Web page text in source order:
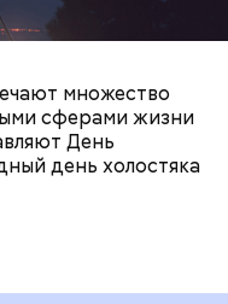
множество
сферами жизни
День
день холостяка